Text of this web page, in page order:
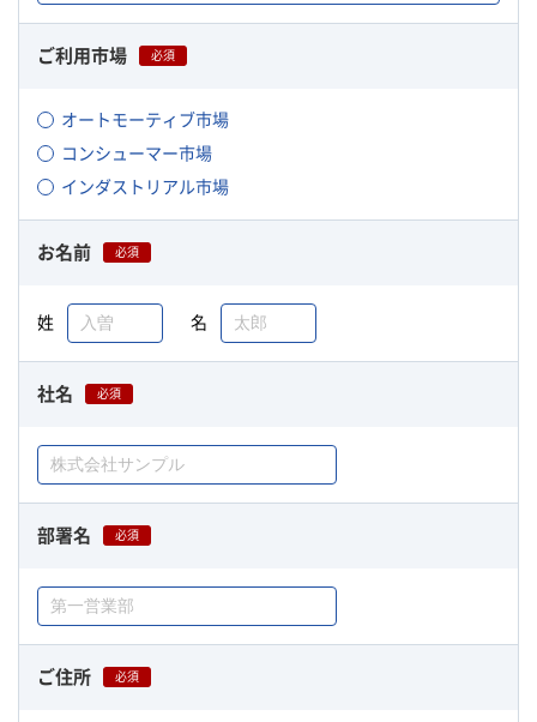
ご利用市場 必須
オートモーティブ市場
コンシューマー市場
インダストリアル市場
お名前 必須
姓 名
社名 必須
部署名 必須
ご住所 必須